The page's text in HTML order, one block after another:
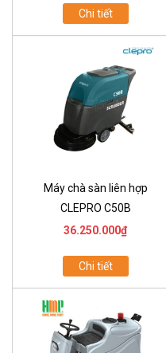
Chi tiết
Máy chà sàn liên hợp
CLEPRO C50B
36.250.000₫
Chi tiết